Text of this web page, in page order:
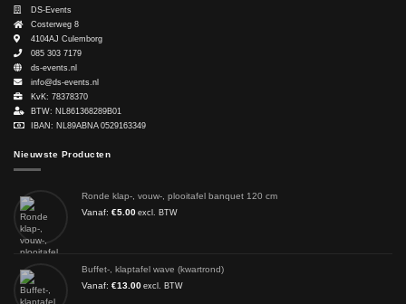
DS-Events
Costerweg 8
4104AJ Culemborg
085 303 7179
ds-events.nl
info@ds-events.nl
KvK: 78378370
BTW: NL861368289B01
IBAN: NL89ABNA 0529163349
Nieuwste Producten
Ronde klap-, vouw-, plooitafel banquet 120 cm
Vanaf: €5.00 excl. BTW
Buffet-, klaptafel wave (kwartrond)
Vanaf: €13.00 excl. BTW